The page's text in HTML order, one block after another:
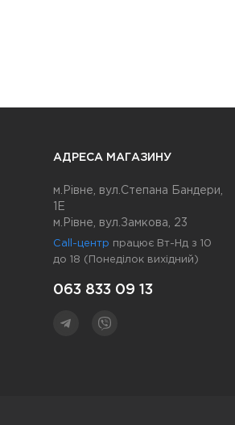
АДРЕСА МАГАЗИНУ
м.Рівне, вул.Степана Бандери,
1Е
м.Рівне, вул.Замкова, 23
Call-центр працює Вт-Нд з 10
до 18 (Понеділок вихідний)
063 833 09 13